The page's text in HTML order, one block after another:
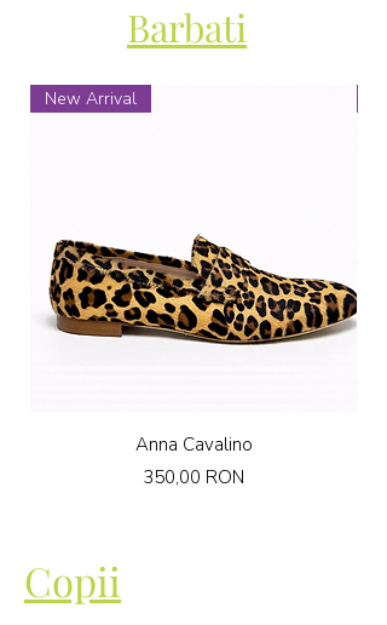
Barbati
New Arrival
Anna Cavalino
Preț
350,00 RON
Copii